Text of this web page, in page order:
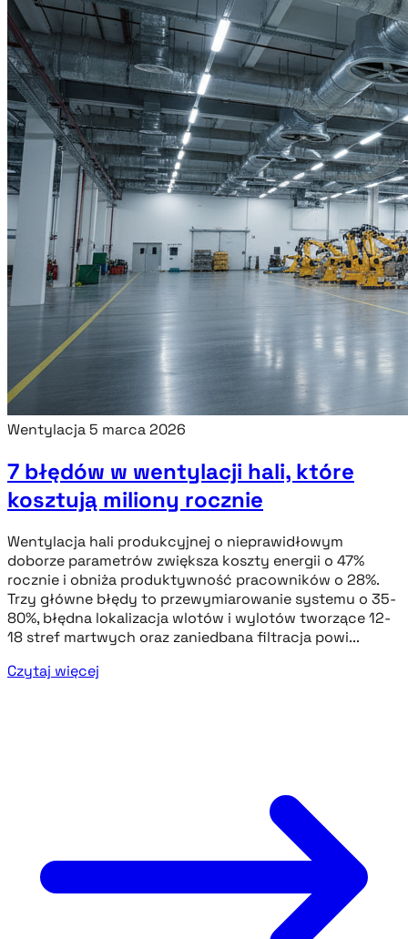
Wentylacja5 marca 2026
7 błędów w wentylacji hali, które
kosztują miliony rocznie
Wentylacja hali produkcyjnej o nieprawidłowym
doborze parametrów zwiększa koszty energii o 47%
rocznie i obniża produktywność pracowników o 28%.
Trzy główne błędy to przewymiarowanie systemu o 35-
80%, błędna lokalizacja wlotów i wylotów tworzące 12-
18 stref martwych oraz zaniedbana filtracja powi...
Czytaj więcej